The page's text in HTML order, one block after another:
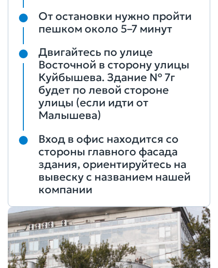
От остановки нужно пройти
пешком около 5–7 минут
Двигайтесь по улице
Восточной в сторону улицы
Куйбышева. Здание № 7г
будет по левой стороне
улицы (если идти от
Малышева)
Вход в офис находится со
стороны главного фасада
здания, ориентируйтесь на
вывеску с названием нашей
компании